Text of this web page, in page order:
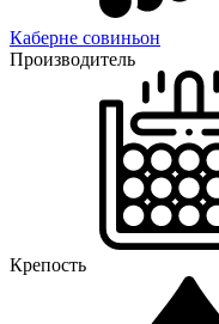
Каберне совиньон
Производитель
Крепость